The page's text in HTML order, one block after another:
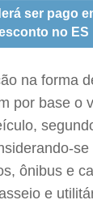
ser pago
no ES
na forma
por base o
ônibus e
e